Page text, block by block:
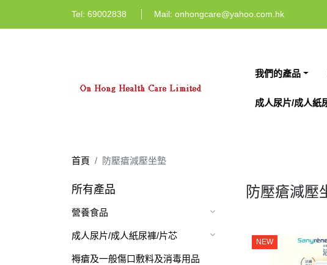
Tel: 69002838 Mail: onhongcare@yahoo.com.hk
我們的產品
成人尿片/成人紙
首頁 防壓瘡減壓坐墊
所有產品
營養食品
成人尿片/成人紙尿褲/片芯
褥瘡及一般傷口敷料及消毒用品
防壓瘡減壓
NEW